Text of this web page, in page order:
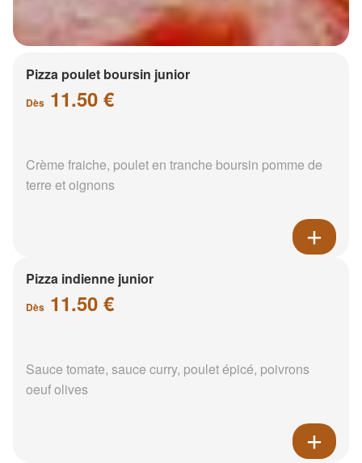
Pizza poulet boursin junior
Dès 11.50 €
Crème fraiche, poulet en tranche boursin pomme de
terre et oignons
Pizza indienne junior
Dès 11.50 €
Sauce tomate, sauce curry, poulet épicé, poivrons
oeuf olives